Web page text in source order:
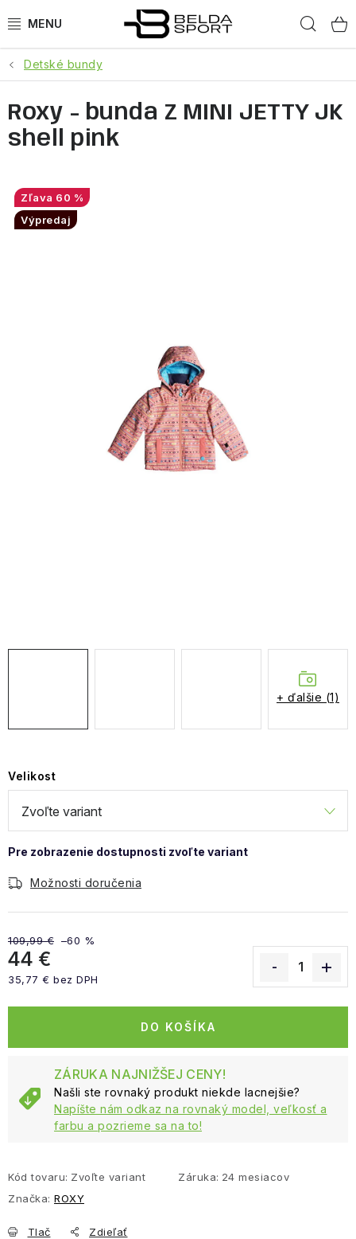
na
ŠPORTY
BEH
GOLDBERGH
OBLEČENIE
Detské bundy
Velikost
Možnosti doručenia
109,99 € –60 %
44 €
35,77 € bez DPH
DO KOŠÍKA
ZÁRUKA NAJNIŽŠEJ CENY!
Našli ste rovnaký produkt niekde lacnejšie?
Napíšte nám odkaz na rovnaký model, veľkosť a
farbu a pozrieme sa na to!
Kód tovaru: Zvoľte variant Záruka: 24 mesiacov
Značka: ROXY
Tlač Zdieľať
Roxy - bunda Z MINI JETTY JK
shell pink
60 %
Výpredaj
+ ďalšie (1)